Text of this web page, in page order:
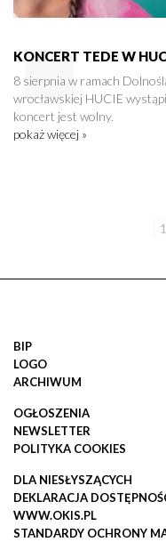
KONCERT TEDE W
8 sierpnia w ramach
wrocławskiej HUCIE
koncert jest wolny.
pokaż więcej »
1
BIP
LOGO
ARCHIWUM
OGŁOSZENIA
NEWSLETTER
POLITYKA COOKIES
DLA NIESŁYSZĄCYCH
DEKLARACJA
WWW.OKIS.PL
STANDARDY OCHRONY